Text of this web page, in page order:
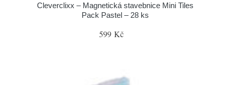
Cleverclixx – Magnetická stavebnice Mini Tiles
Pack Pastel – 28 ks
599 Kč